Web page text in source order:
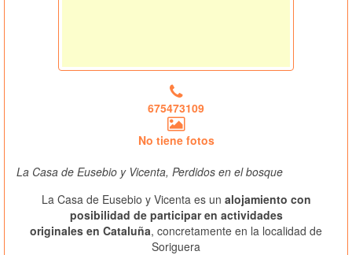
675473109
No tiene fotos
La Casa de Eusebio y Vicenta, Perdidos en el bosque
La Casa de Eusebio y Vicenta es un alojamiento con
posibilidad de participar en actividades
originales en Cataluña, concretamente en la localidad de
Soriguera